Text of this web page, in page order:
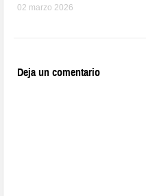
02 marzo 2026
Deja un comentario